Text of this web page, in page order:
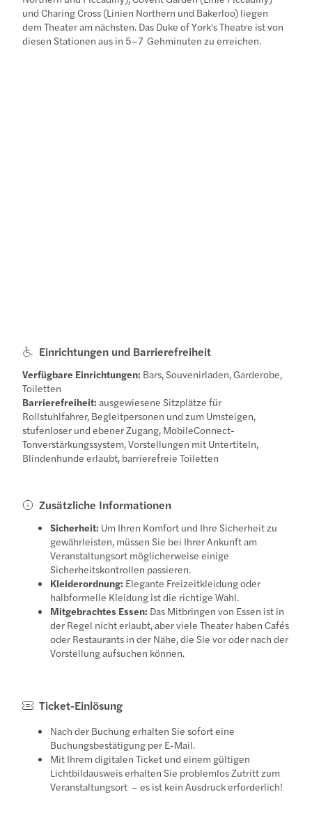
und Charing Cross (Linien Northern und Bakerloo) liegen
dem Theater am nächsten. Das Duke of York's Theatre ist von
diesen Stationen aus in 5–7 Gehminuten zu erreichen.
Einrichtungen und Barrierefreiheit
Verfügbare Einrichtungen: Bars, Souvenirladen, Garderobe,
Toiletten
Barrierefreiheit: ausgewiesene Sitzplätze für
Rollstuhlfahrer, Begleitpersonen und zum Umsteigen,
stufenloser und ebener Zugang, MobileConnect-
Tonverstärkungssystem, Vorstellungen mit Untertiteln,
Blindenhunde erlaubt, barrierefreie Toiletten
Zusätzliche Informationen
Sicherheit: Um Ihren Komfort und Ihre Sicherheit zu
gewährleisten, müssen Sie bei Ihrer Ankunft am
Veranstaltungsort möglicherweise einige
Sicherheitskontrollen passieren.
Kleiderordnung: Elegante Freizeitkleidung oder
halbformelle Kleidung ist die richtige Wahl.
Mitgebrachtes Essen: Das Mitbringen von Essen ist in
der Regel nicht erlaubt, aber viele Theater haben Cafés
oder Restaurants in der Nähe, die Sie vor oder nach der
Vorstellung aufsuchen können.
Ticket-Einlösung
Nach der Buchung erhalten Sie sofort eine
Buchungsbestätigung per E-Mail.
Mit Ihrem digitalen Ticket und einem gültigen
Lichtbildausweis erhalten Sie problemlos Zutritt zum
Veranstaltungsort – es ist kein Ausdruck erforderlich!